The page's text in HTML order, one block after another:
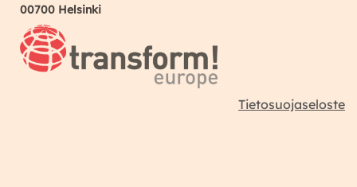
00700 Helsinki
Tietosuojaseloste